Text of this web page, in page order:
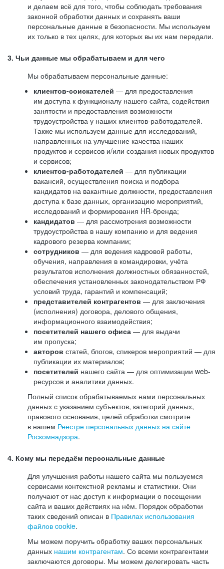
и делаем всё для того, чтобы соблюдать требования
законной обработки данных и сохранять ваши
персональные данные в безопасности. Мы используем
их только в тех целях, для которых вы их нам передали.
3. Чьи данные мы обрабатываем и для чего
Мы обрабатываем персональные данные:
клиентов-соискателей — для предоставления
им доступа к функционалу нашего сайта, содействия
занятости и предоставления возможности
трудоустройства у наших клиентов-работодателей.
Также мы используем данные для исследований,
направленных на улучшение качества наших
продуктов и сервисов и/или создания новых продуктов
и сервисов;
клиентов-работодателей — для публикации
вакансий, осуществления поиска и подбора
кандидатов на вакантные должности, предоставления
доступа к базе данных, организацию мероприятий,
исследований и формирования HR-бренда;
кандидатов — для рассмотрения возможности
трудоустройства в нашу компанию и для ведения
кадрового резерва компании;
сотрудников — для ведения кадровой работы,
обучения, направления в командировки, учёта
результатов исполнения должностных обязанностей,
обеспечения установленных законодательством РФ
условий труда, гарантий и компенсаций;
представителей контрагентов — для заключения
(исполнения) договора, делового общения,
информационного взаимодействия;
посетителей нашего офиса — для выдачи
им пропуска;
авторов статей, блогов, спикеров мероприятий — для
публикации их материалов;
посетителей нашего сайта — для оптимизации web-
ресурсов и аналитики данных.
Полный список обрабатываемых нами персональных
данных с указанием субъектов, категорий данных,
правового основания, целей обработки смотрите
в нашем Реестре персональных данных на сайте
Роскомнадзора.
4. Кому мы передаём персональные данные
Для улучшения работы нашего сайта мы пользуемся
сервисами контекстной рекламы и статистики. Они
получают от нас доступ к информации о посещении
сайта и ваших действиях на нём. Порядок обработки
таких сведений описан в Правилах использования
файлов cookie.
Мы можем поручить обработку ваших персональных
данных нашим контрагентам. Со всеми контрагентами
заключаются договоры. Мы можем делегировать часть